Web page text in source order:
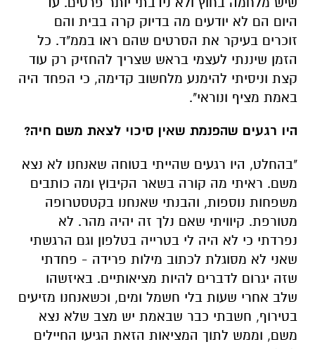
היום הם לא יודעים מה בדיוק קרה בבית והם
זוכרים בעיקר את הסרטים שהם ראו בממ"ד. כל
הזמן שיננתי לעצמי בראש שצריך להחזיק רק עוד
קצת וניסיתי להימנע מלחשוב קדימה, כי הפחד היה
באמת מציף ונוראי".
היו רגעים שהפנמת שאין סיכוי לצאת משם חיה?
"בהחלט, היו רגעים שהייתי בטוחה שאנחנו לא נצא
משם. ראיתי מה קורה בשאר הקיבוץ ומה כותבים
משפחות נוספות, והבנתי שאנחנו בקטסטרופה
מטורפת. קיוויתי שאם נלך זה יהיה מהר. לא
נפרדתי כי לא היה לי בטרייה בטלפון וגם הרגשתי
שאני לא מסוגלת לכתוב מילות פרידה - פחדתי
שזה יגרום לדברים להיות מציאותיים. באיזשהו
שלב אחרי שעות בלי חשמל ומים, וכשאנחנו מזיעים
בטירוף, חשבתי כבר שבאמת יש מצב שלא נצא
משם, וממש לתוך המציאות הזאת הגיעו החיילים